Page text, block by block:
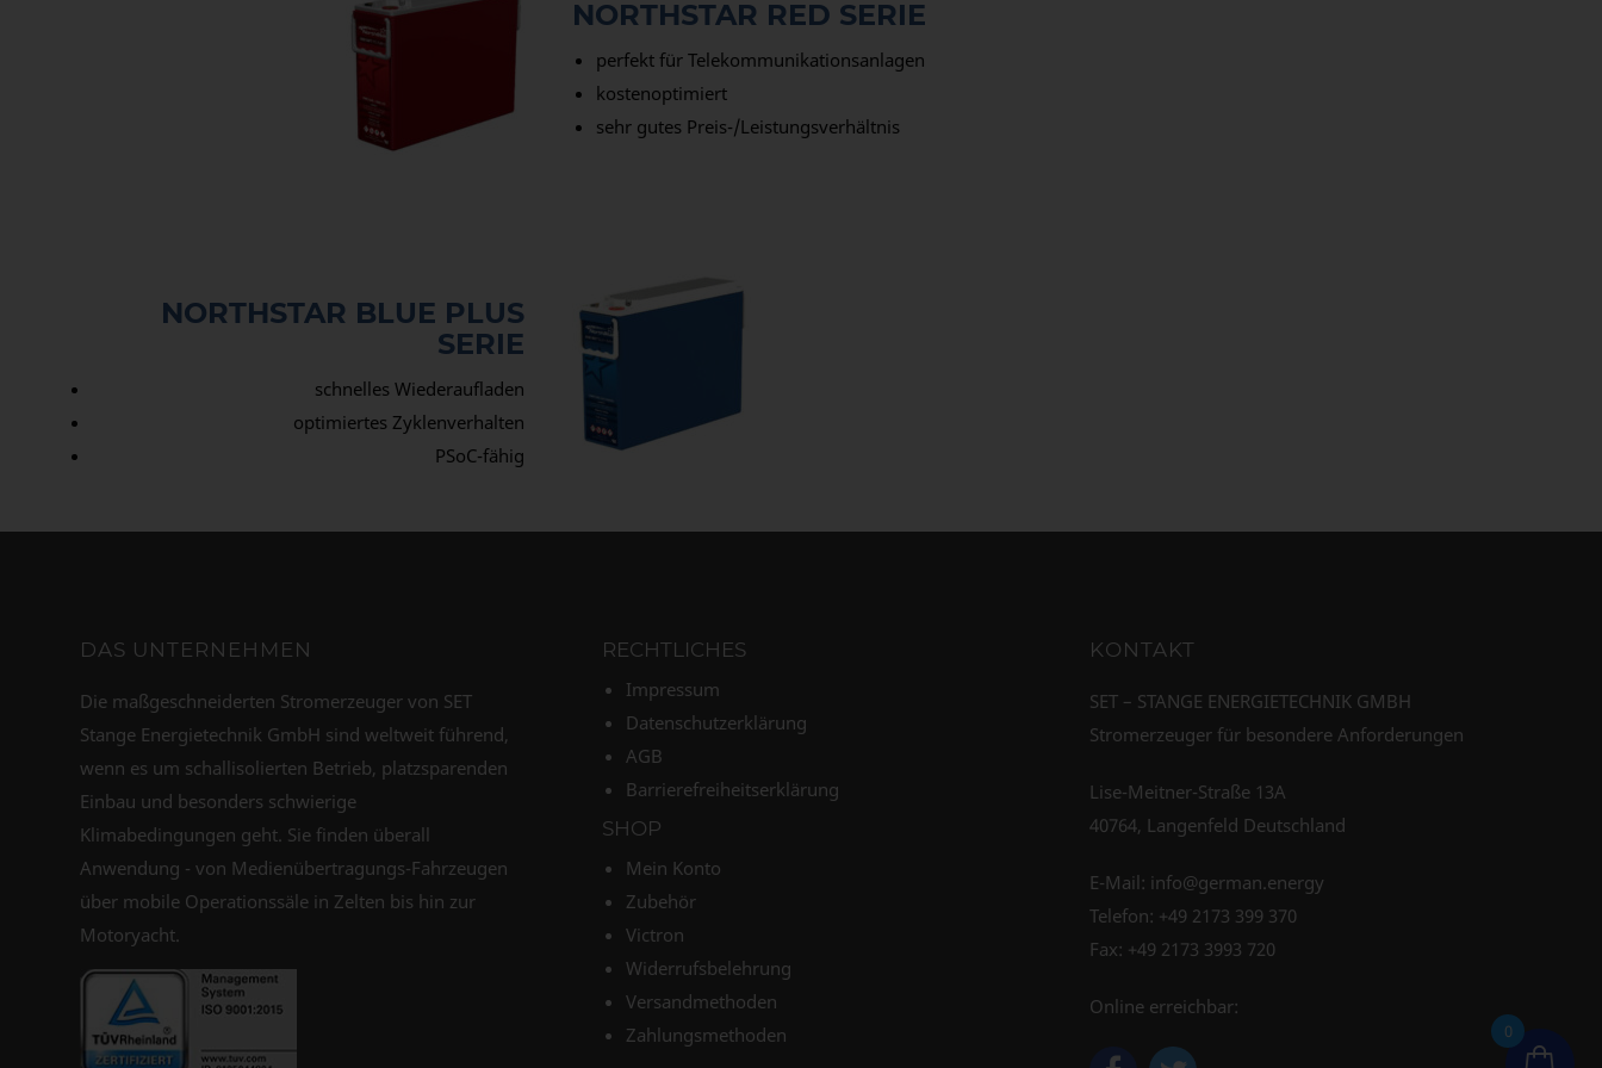
NORTHSTAR RED SERIE
perfekt für Telekommunikationsanlagen
kostenoptimiert
sehr gutes Preis-/Leistungsverhältnis
NORTHSTAR BLUE PLUS
SERIE
schnelles Wiederaufladen
optimiertes Zyklenverhalten
PSoC-fähig
DAS UNTERNEHMEN
Die maßgeschneiderten Stromerzeuger von SET
Stange Energietechnik GmbH sind weltweit führend,
wenn es um schallisolierten Betrieb, platzsparenden
Einbau und besonders schwierige
Klimabedingungen geht. Sie finden überall
Anwendung - von Medienübertragungs-Fahrzeugen
über mobile Operationssäle in Zelten bis hin zur
Motoryacht.
RECHTLICHES
Impressum
Datenschutzerklärung
AGB
Barrierefreiheitserklärung
SHOP
Mein Konto
Zubehör
Victron
Widerrufsbelehrung
Versandmethoden
Zahlungsmethoden
KONTAKT
SET – STANGE ENERGIETECHNIK GMBH
Stromerzeuger für besondere Anforderungen
Lise-Meitner-Straße 13A
40764, Langenfeld Deutschland
E-Mail: info@german.energy
Telefon: +49 2173 399 370
Fax: +49 2173 3993 720
Online erreichbar:
0